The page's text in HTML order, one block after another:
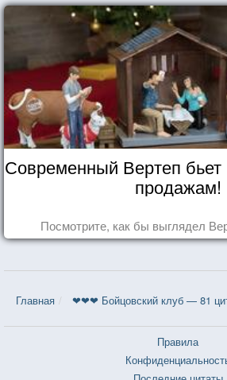
Современный Вертеп бьет
продажам!
Посмотрите, как бы выглядел
Главная ❤❤❤ Бойцовский клуб — 81
Правила